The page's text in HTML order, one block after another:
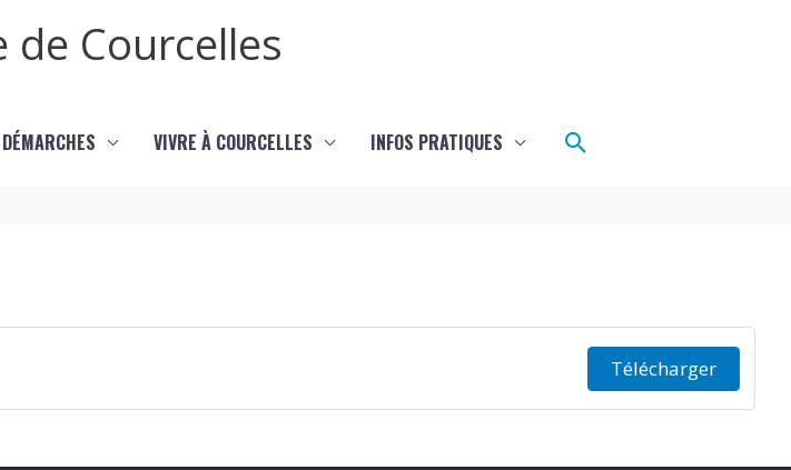
de Courcelles
DÉMARCHES VIVRE À COURCELLES INFOS PRATIQUES Rechercher
Télécharger